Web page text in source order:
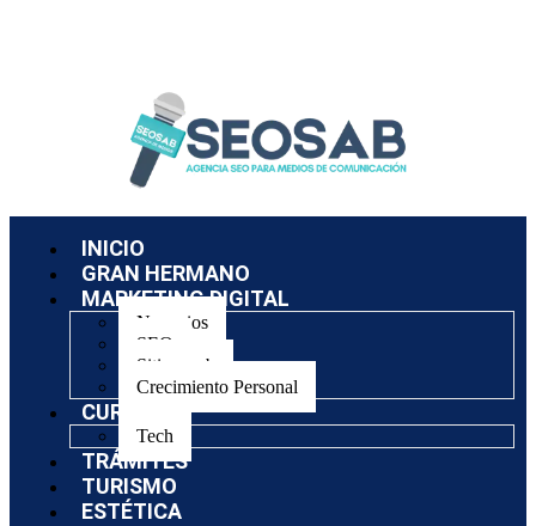
INICIO
GRAN HERMANO
MARKETING DIGITAL
Negocios
SEO
Sitios web
Crecimiento Personal
CURSOS
Tech
TRÁMITES
TURISMO
ESTÉTICA